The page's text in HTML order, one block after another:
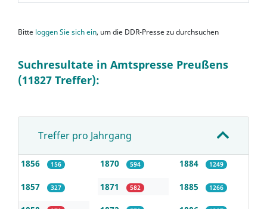
Bitte loggen Sie sich ein, um die DDR-Presse zu durchsuchen
Suchresultate in Amtspresse Preußens
(11827 Treffer):
Treffer pro Jahrgang
1856 156
1857 327
1870 594
1871 582
1884 1249
1885 1266